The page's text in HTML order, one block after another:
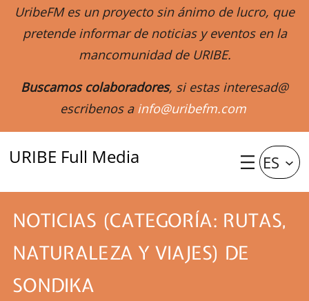
UribeFM es un proyecto sin ánimo de lucro, que
pretende informar de noticias y eventos en la
mancomunidad de URIBE.
Buscamos colaboradores, si estas interesad@
escribenos a info@uribefm.com
URIBE Full Media ES
NOTICIAS (CATEGORÍA: RUTAS,
NATURALEZA Y VIAJES) DE
SONDIKA